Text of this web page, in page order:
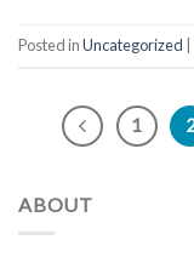
Posted inUncategorized
1
ABOUT